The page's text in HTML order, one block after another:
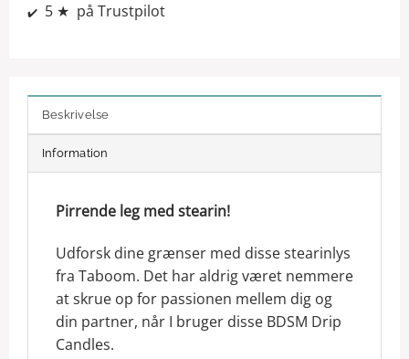
✔️5 ★ på Trustpilot
Beskrivelse
Information
Pirrende leg med stearin!
Udforsk dine grænser med disse stearinlys
fra Taboom. Det har aldrig været nemmere
at skrue op for passionen mellem dig og
din partner, når I bruger disse BDSM Drip
Candles.